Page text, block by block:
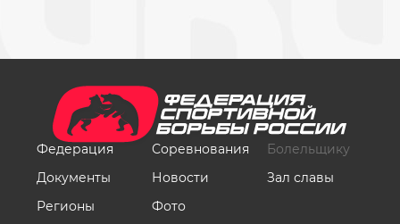
Федерация
Документы
Регионы
Соревнования
Новости
Фото
Болельщику
Зал славы